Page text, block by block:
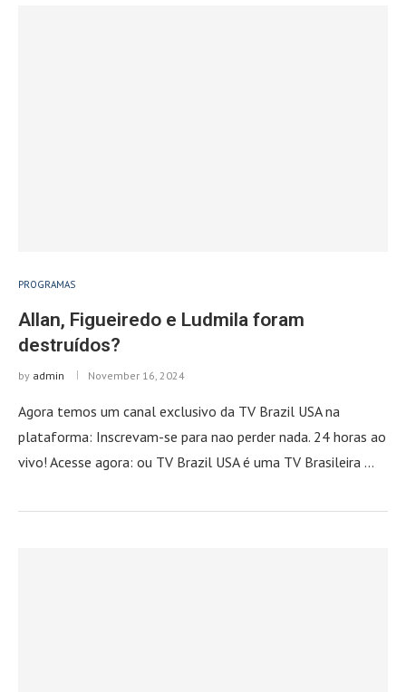
PROGRAMAS
Allan, Figueiredo e Ludmila foram
destruídos?
by admin November 16, 2024
Agora temos um canal exclusivo da TV Brazil USA na
plataforma: Inscrevam-se para nao perder nada. 24 horas ao
vivo! Acesse agora: ou TV Brazil USA é uma TV Brasileira …